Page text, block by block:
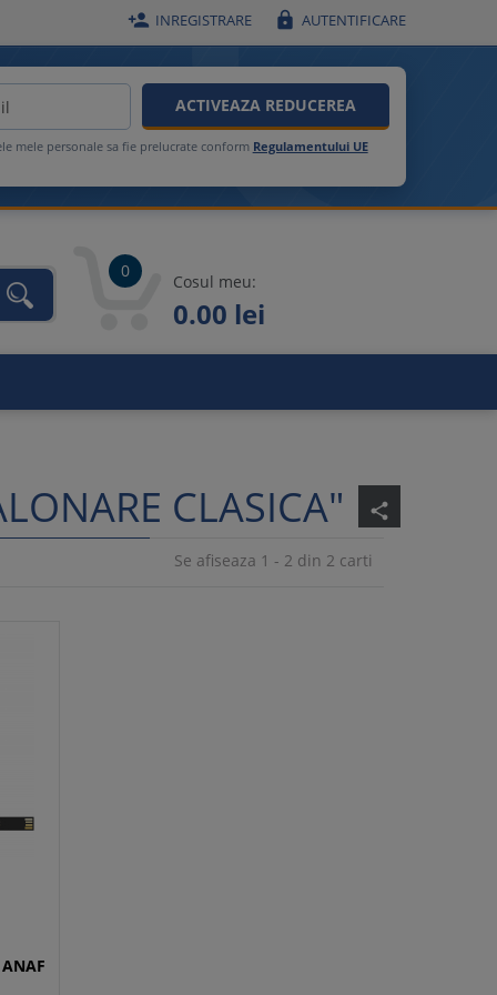
 INREGISTRARE  AUTENTIFICARE
ACTIVEAZA REDUCEREA
mele personale sa fie prelucrate conform Regulamentului UE
0
Cosul meu:
0.00 lei
share
CLASICA"
Se afiseaza 1 - 2 din 2 carti